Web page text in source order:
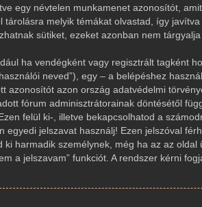
egy névtelen munkamenet azonosítót,
melyik témákat olvastad, így
sütiket, ezeket azonban nem
ha vendégként vagy regisztrált tagként
neved”), egy – a belépéshez
azonosítót azon ország adatvédelmi
fórum adminisztrátorainak döntésétől
felül ki-, illetve bekapcsolhatod a
jelszavat használj! Ezen jelszóval
harmadik személynek, még ha az az oldal
a jelszavam” funkciót. A rendszer kérni